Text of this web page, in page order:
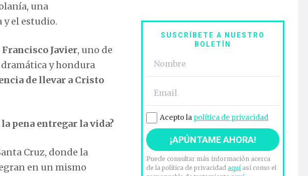
una
y el estudio.
Francisco Javier, uno de
y hondura
de llevar a Cristo
pena entregar la vida?
Cruz, donde la
en un mismo
SUSCRÍBETE A NUESTRO
BOLETÍN
Acepto la política de privacidad
Puede consultar más información acerca
de la política de privacidadaquíasí como el